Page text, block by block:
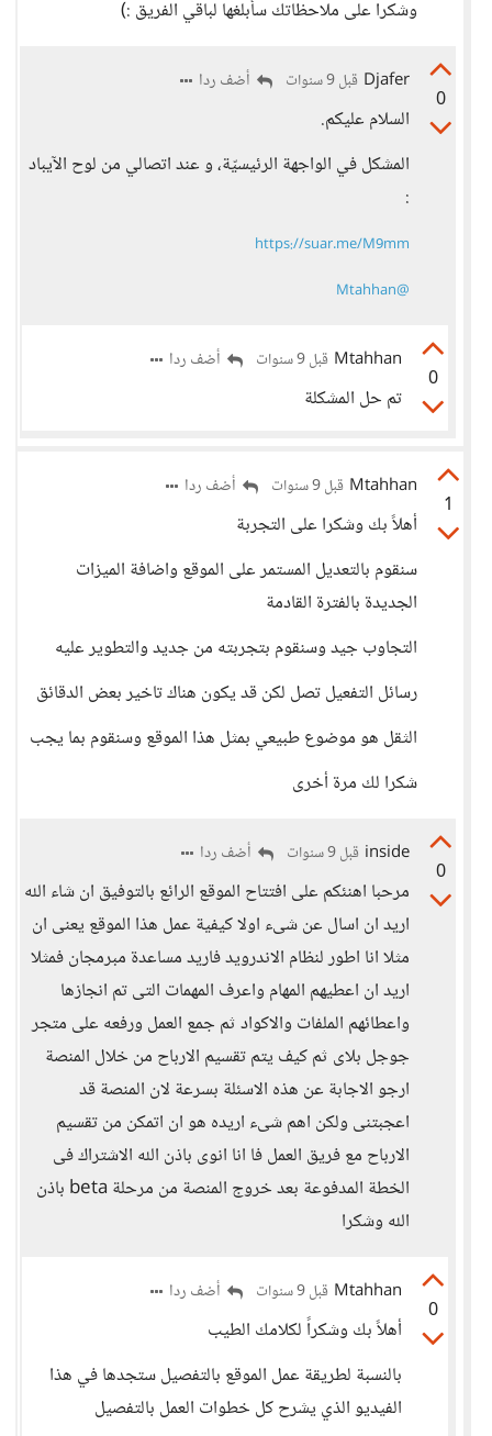
وشكرا على ملاحظاتك سأبلغها لباقي الفريق :)
0
Djafer قبل 9 سنوات أضف ردا
السلام عليكم.
المشكل في الواجهة الرئيسيّة، و عند اتصالي من لوح الآيباد
:
https://suar.me/M9mm
@Mtahhan
0
Mtahhan قبل 9 سنوات أضف ردا
تم حل المشكلة
1
Mtahhan قبل 9 سنوات أضف ردا
أهلاً بك وشكرا على التجربة
سنقوم بالتعديل المستمر على الموقع واضافة الميزات
الجديدة بالفترة القادمة
التجاوب جيد وسنقوم بتجربته من جديد والتطوير عليه
رسائل التفعيل تصل لكن قد يكون هناك تاخير بعض الدقائق
الثقل هو موضوع طبيعي بمثل هذا الموقع وسنقوم بما يجب
شكرا لك مرة أخرى
0
inside قبل 9 سنوات أضف ردا
مرحبا اهنئكم على افتتاح الموقع الرائع بالتوفيق ان شاء الله
اريد ان اسال عن شىء اولا كيفية عمل هذا الموقع يعنى ان
مثلا انا اطور لنظام الاندرويد فاريد مساعدة مبرمجان فمثلا
اريد ان اعطيهم المهام واعرف المهمات التى تم انجازها
واعطائهم الملفات والاكواد ثم جمع العمل ورفعه على متجر
جوجل بلاى ثم كيف يتم تقسيم الارباح من خلال المنصة
ارجو الاجابة عن هذه الاسئلة بسرعة لان المنصة قد
اعجبتنى ولكن اهم شىء اريده هو ان اتمكن من تقسيم
الارباح مع فريق العمل فا انا انوى باذن الله الاشتراك فى
الخطة المدفوعة بعد خروج المنصة من مرحلة beta باذن
الله وشكرا
0
Mtahhan قبل 9 سنوات أضف ردا
أهلاً بك وشكراً لكلامك الطيب
بالنسبة لطريقة عمل الموقع بالتفصيل ستجدها في هذا
الفيديو الذي يشرح كل خطوات العمل بالتفصيل